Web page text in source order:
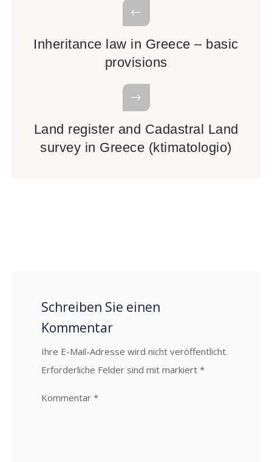
Inheritance law in Greece – basic
provisions
Land register and Cadastral Land
survey in Greece (ktimatologio)
Schreiben Sie einen
Kommentar
Ihre E-Mail-Adresse wird nicht veröffentlicht.
Erforderliche Felder sind mit markiert *
Kommentar *